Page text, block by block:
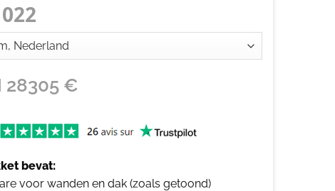
28305€
bevat:
voor wanden en dak (zoals getoond)